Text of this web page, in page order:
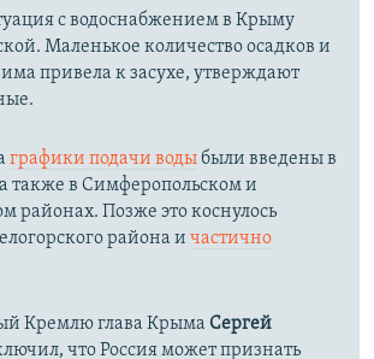
с водоснабжением в Крыму
Маленькое количество осадков и
привела к засухе, утверждают
графики подачи водыбыли введены в
также в Симферопольском и
районах. Позже это коснулось
района и частично
Кремлю глава Крыма Сергей
что Россия может признать